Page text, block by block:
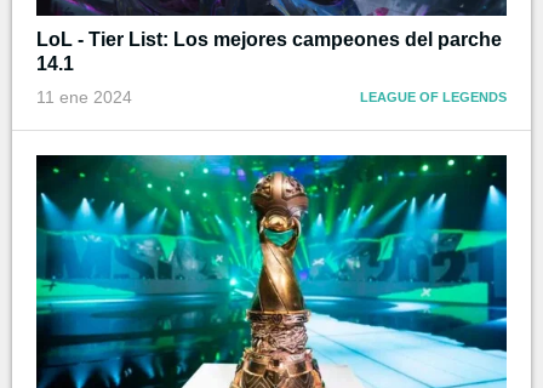
LoL - Tier List: Los mejores campeones del parche
14.1
11 ene 2024 LEAGUE OF LEGENDS